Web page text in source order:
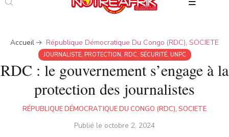
Accueil République Démocratique Du Congo (RDC), SOCIETE
JOURNALISTE, PROTECTION, RDC, SÉCURITÉ, UNPC
RDC : le gouvernement s’engage à la
protection des journalistes
RÉPUBLIQUE DÉMOCRATIQUE DU CONGO (RDC), SOCIETE
Publié le octobre 2, 2024